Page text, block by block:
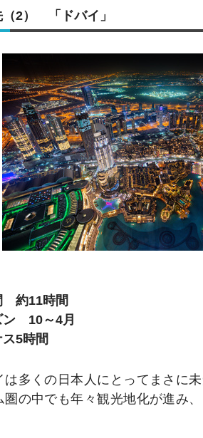
2） 「ドバイ」
約11時間
ン 10～4月
5時間
多くの日本人にとってまさに
圏の中でも年々観光地化が進み